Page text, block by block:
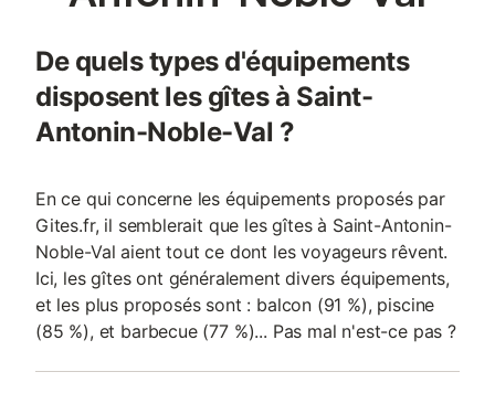
De quels types d'équipements
disposent les gîtes à Saint-
Antonin-Noble-Val ?
En ce qui concerne les équipements proposés par
Gites.fr, il semblerait que les gîtes à Saint-Antonin-
Noble-Val aient tout ce dont les voyageurs rêvent.
Ici, les gîtes ont généralement divers équipements,
et les plus proposés sont : balcon (91 %), piscine
(85 %), et barbecue (77 %)... Pas mal n'est-ce pas ?